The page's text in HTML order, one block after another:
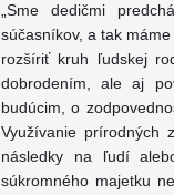
„Sme dedičmi
súčasníkov, a tak
rozšíriť kruh ľudskej
dobrodením, ale aj
budúcim, o
Využívanie prírodných
následky na ľudí
súkromného majetku